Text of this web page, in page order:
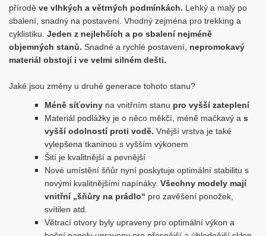
přírodě ve vlhkých a větrných podmínkách. Lehký a malý po
sbalení, snadný na postavení. Vhodný zejména pro trekking a
cyklistiku. Jeden z nejlehčích a po sbalení nejméně
objemných stanů. Snadné a rychlé postavení, nepromokavý
materiál obstojí i ve velmi silném dešti.
Jaké jsou změny u druhé generace tohoto stanu?
Méně síťoviny na vnitřním stanu pro vyšší zateplení
Materiál podlážky je o něco měkčí, méně mačkavý a s
vyšší odolností proti vodě. Vnější vrstva je také
vylepšena tkaninou s vyšším výkonem
Šití je kvalitnější a pevnější
Nové umístění šňůr nyní poskytuje optimální stabilitu s
novými kvalitnějšími napínáky. Všechny modely mají
vnitřní „šňůry na prádlo“ pro zavěšení ponožek,
svítilen atd.
Větrací otvory byly upraveny pro optimální výkon a